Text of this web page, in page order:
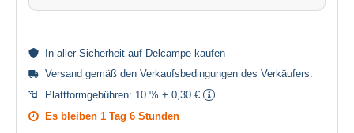
In aller Sicherheit auf Delcampe kaufen
Versand gemäß den Verkaufsbedingungen des Verkäufers.
Plattformgebühren: 10 % + 0,30 €
Es bleiben 1 Tag 6 Stunden